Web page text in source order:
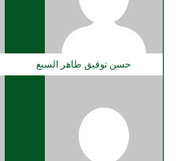
حسن توفيق طاهر السبع